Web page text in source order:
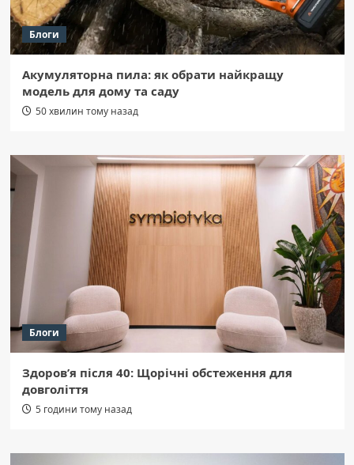
Блоги
Акумуляторна пила: як обрати найкращу
модель для дому та саду
50 хвилин тому назад
Блоги
Здоров’я після 40: Щорічні обстеження для
довголіття
5 години тому назад